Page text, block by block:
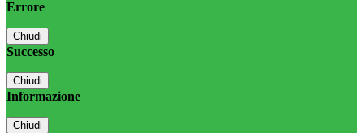
Errore
Chiudi
Successo
Chiudi
Informazione
Chiudi